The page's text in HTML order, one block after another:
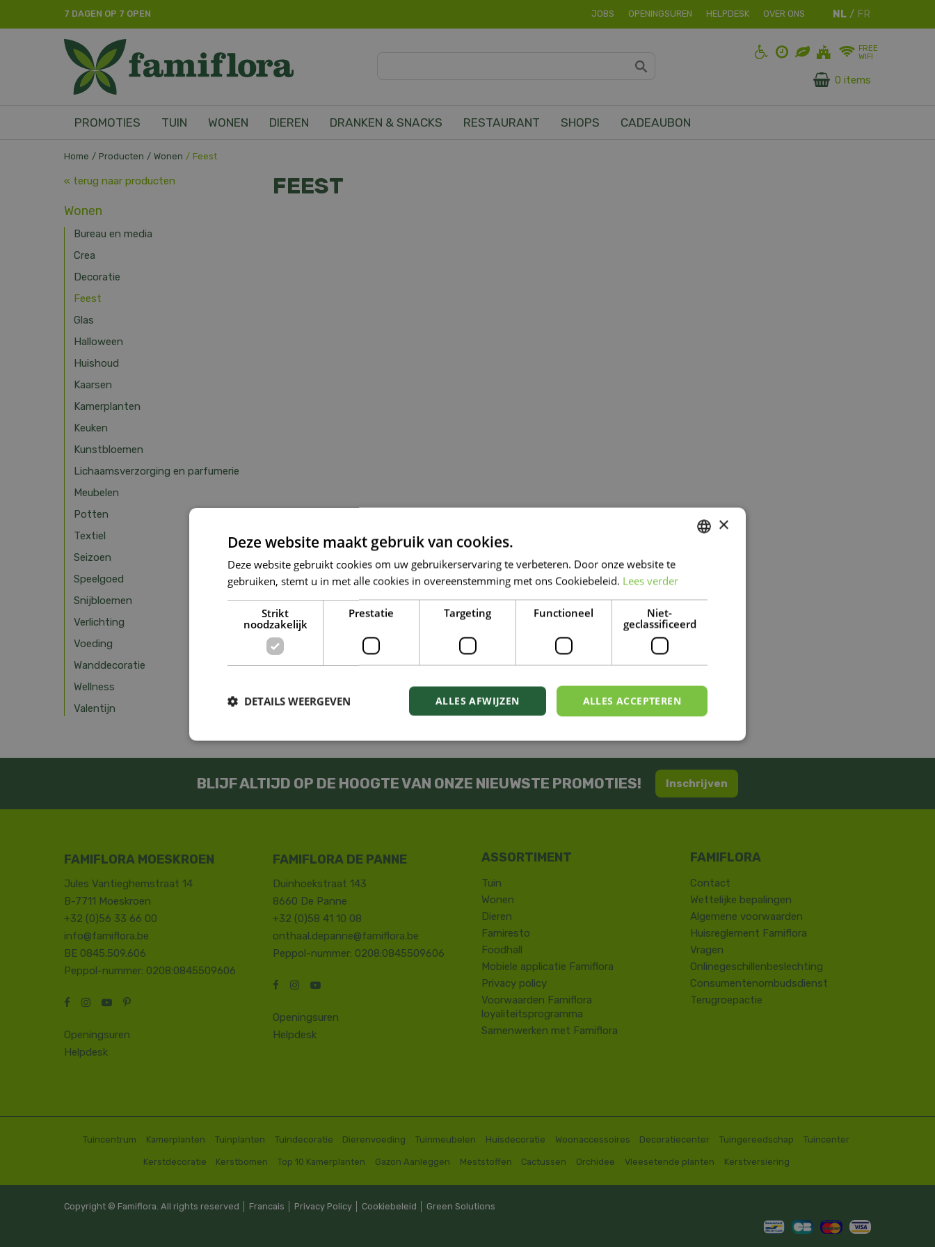
Home Producten Wonen Feest
7 DAGEN OP 7 OPEN JOBS OPENINGSUREN HELPDESK OVER ONS
FREE
WIFI
0 items
PROMOTIES TUIN WONEN DIEREN DRANKEN & SNACKS RESTAURANT SHOPS CADEAUBON
FEEST
« terug naar producten
Wonen
Bureau en media
Crea
Decoratie
Feest
Glas
Halloween
Huishoud
Kaarsen
Kamerplanten
Keuken
Kunstbloemen
Lichaamsverzorging en parfumerie
Meubelen
Potten
Textiel
Seizoen
Speelgoed
Snijbloemen
Verlichting
Voeding
Wanddecoratie
Wellness
Valentijn
BLIJF ALTIJD OP DE HOOGTE VAN ONZE NIEUWSTE PROMOTIES! Inschrijven
FAMIFLORA MOESKROEN
Jules Vantieghemstraat 14
B-7711 Moeskroen
+32 (0)56 33 66 00
info@famiflora.be
BE 0845.509.606
Peppol-nummer: 0208:0845509606
Openingsuren
Helpdesk
FAMIFLORA DE PANNE
Duinhoekstraat 143
8660 De Panne
+32 (0)58 41 10 08
onthaal.depanne@famiflora.be
Peppol-nummer: 0208:0845509606
Openingsuren
Helpdesk
Tuin
Wonen
Dieren
Famiresto
Foodhall
Mobiele applicatie Famiflora
Privacy policy
Voorwaarden Famiflora
loyaliteitsprogramma
Samenwerken met Famiflora
Contact
​Wettelijke bepalingen
Algemene voorwaarden
Huisreglement Famiflora
Vragen
Onlinegeschillenbeslechting
Consumentenombudsdienst
Terugroepactie
Tuincentrum Kamerplanten Tuinplanten Tuindecoratie Dierenvoeding Tuinmeubelen Huisdecoratie Woonaccessoires Decoratiecenter Tuingereedschap Tuincenter
Kerstdecoratie Kerstbomen Top 10 Kamerplanten Gazon Aanleggen Meststoffen Cactussen Orchidee Vleesetende planten Kerstversiering
Copyright © Famiflora. All rights reserved │ Francais Privacy Policy Cookiebeleid Green Solutions
×
Deze website maakt gebruik van cookies.
Deze website gebruikt cookies om uw gebruikerservaring te verbeteren. Door onze website te
gebruiken, stemt u in met alle cookies in overeenstemming met ons Cookiebeleid. Lees verder
Strikt
noodzakelijk
Prestatie Targeting Functioneel
Niet-
geclassificeerd
ALLES ACCEPTEREN
ALLES AFWIJZEN
DETAILS WEERGEVEN